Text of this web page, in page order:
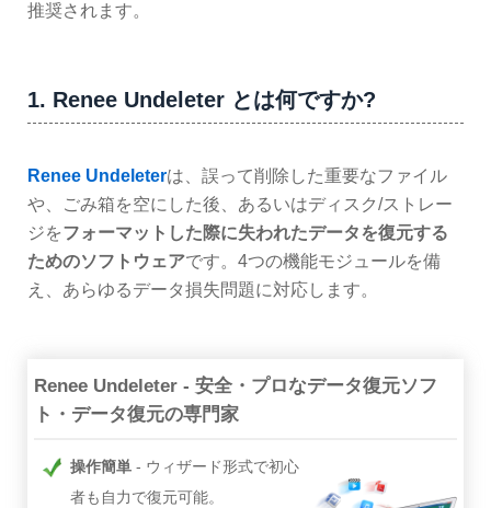
推奨されます。
1. Renee Undeleter とは何ですか?
Renee Undeleterは、誤って削除した重要なファイル
や、ごみ箱を空にした後、あるいはディスク/ストレー
ジをフォーマットした際に失われたデータを復元する
ためのソフトウェアです。4つの機能モジュールを備
え、あらゆるデータ損失問題に対応します。
Renee Undeleter - 安全・プロなデータ復元ソフ
ト・データ復元の専門家
操作簡単
ウィザード形式で初心
者も自力で復元可能。